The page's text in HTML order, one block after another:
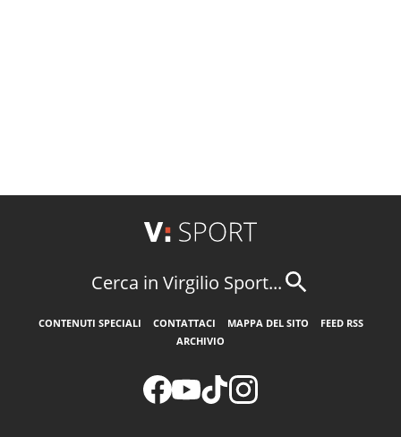
Cerca in Virgilio Sport...
CONTENUTI SPECIALI CONTATTACI MAPPA DEL SITO
FEED RSS
ARCHIVIO